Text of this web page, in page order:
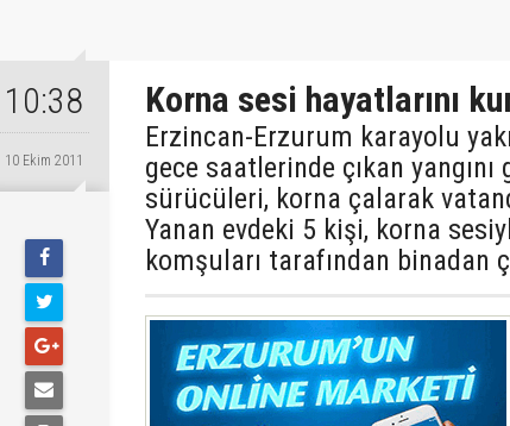
10:38
10 Ekim 2011
Korna sesi hayatlarını
Erzincan-Erzurum karayolu
gece saatlerinde çıkan yangını
sürücüleri, korna çalarak
Yanan evdeki 5 kişi, korna
komşuları tarafından binadan